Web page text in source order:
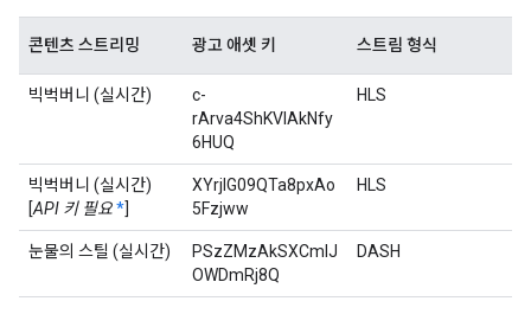
콘텐츠 스트리밍 광고 애셋 키 스트림 형식
빅벅버니 (실시간)
c-
rArva4ShKVIAkNfy
6HUQ
HLS
빅벅버니 (실시간)
[API 키 필요*]
XYrjlG09QTa8pxAo
5Fzjww
HLS
눈물의 스틸 (실시간)
PSzZMzAkSXCmlJ
OWDmRj8Q
DASH